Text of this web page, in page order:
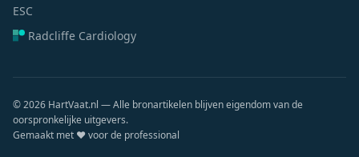
ESC
Radcliffe Cardiology
© 2026 HartVaat.nl — Alle bronartikelen blijven eigendom van de
oorspronkelijke uitgevers.
Gemaakt met ❤️ voor de professional